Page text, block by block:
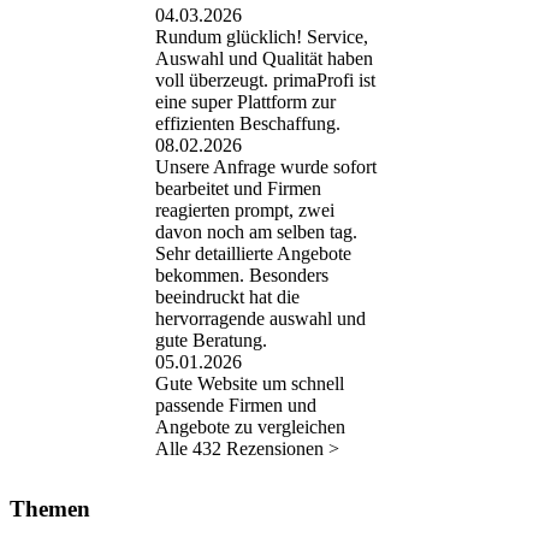
04.03.2026
Rundum glücklich! Service,
Auswahl und Qualität haben
voll überzeugt. primaProfi ist
eine super Plattform zur
effizienten Beschaffung.
08.02.2026
Unsere Anfrage wurde sofort
bearbeitet und Firmen
reagierten prompt, zwei
davon noch am selben tag.
Sehr detaillierte Angebote
bekommen. Besonders
beeindruckt hat die
hervorragende auswahl und
gute Beratung.
05.01.2026
Gute Website um schnell
passende Firmen und
Angebote zu vergleichen
Alle 432 Rezensionen >
Themen